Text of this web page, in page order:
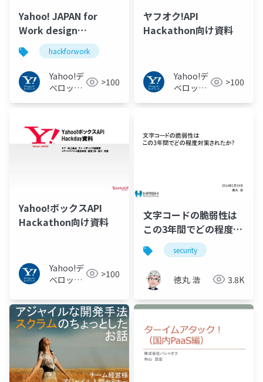
Yahoo! JAPAN for
Work design
#hackforwork
hackforwork
Yahoo!デ
ベロッパ
>100
ヤフオク!API
Hackathon向け資料
Yahoo!デ
ベロッパ
>100
Yahoo!ボックスAPI
Hackathon向け資料
Yahoo!デ
ベロッパ
ワーク
>100
文字コードの脆弱性は
この3年間でどの程度対
策されたか?
security
徳丸 浩 3.8K